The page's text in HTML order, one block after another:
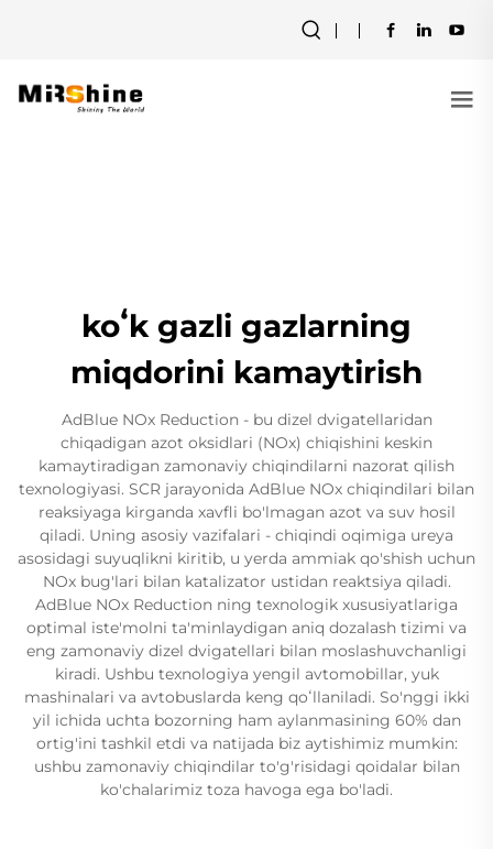
koʻk gazli gazlarning
miqdorini kamaytirish
AdBlue NOx Reduction - bu dizel dvigatellaridan
chiqadigan azot oksidlari (NOx) chiqishini keskin
kamaytiradigan zamonaviy chiqindilarni nazorat qilish
texnologiyasi. SCR jarayonida AdBlue NOx chiqindilari bilan
reaksiyaga kirganda xavfli bo'lmagan azot va suv hosil
qiladi. Uning asosiy vazifalari - chiqindi oqimiga ureya
asosidagi suyuqlikni kiritib, u yerda ammiak qo'shish uchun
NOx bug'lari bilan katalizator ustidan reaktsiya qiladi.
AdBlue NOx Reduction ning texnologik xususiyatlariga
optimal iste'molni ta'minlaydigan aniq dozalash tizimi va
eng zamonaviy dizel dvigatellari bilan moslashuvchanligi
kiradi. Ushbu texnologiya yengil avtomobillar, yuk
mashinalari va avtobuslarda keng qoʻllaniladi. So'nggi ikki
yil ichida uchta bozorning ham aylanmasining 60% dan
ortig'ini tashkil etdi va natijada biz aytishimiz mumkin:
ushbu zamonaviy chiqindilar to'g'risidagi qoidalar bilan
ko'chalarimiz toza havoga ega bo'ladi.